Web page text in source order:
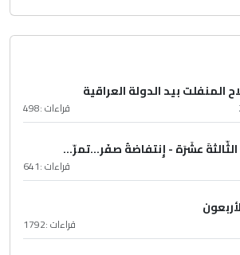
المنفلت بيد الدولة العراقية
قراءات :498
عشَرَة - إِنتفاضةُ صفَر…تمرّ...
قراءات :641
قراءات :1792